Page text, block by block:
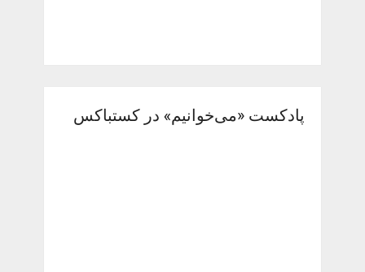
پادکست «می‌خوانیم» در کستباکس